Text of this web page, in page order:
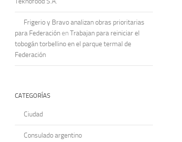
Frigerio y Bravo analizan obras prioritarias
para Federación enTrabajan para reiniciar el
tobogán torbellino en el parque termal de
Federación
CATEGORÍAS
Ciudad
Consulado argentino